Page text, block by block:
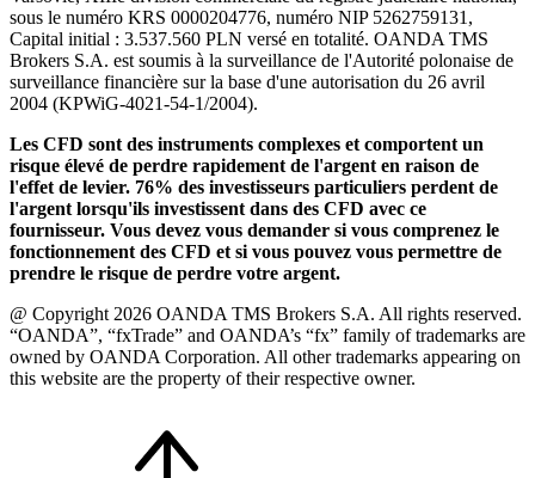
sous le numéro KRS 0000204776, numéro NIP 5262759131,
Capital initial : 3.537.560 PLN versé en totalité. OANDA TMS
Brokers S.A. est soumis à la surveillance de l'Autorité polonaise de
surveillance financière sur la base d'une autorisation du 26 avril
2004 (KPWiG-4021-54-1/2004).
Les CFD sont des instruments complexes et comportent un
risque élevé de perdre rapidement de l'argent en raison de
l'effet de levier. 76% des investisseurs particuliers perdent de
l'argent lorsqu'ils investissent dans des CFD avec ce
fournisseur. Vous devez vous demander si vous comprenez le
fonctionnement des CFD et si vous pouvez vous permettre de
prendre le risque de perdre votre argent.
@ Copyright 2026 OANDA TMS Brokers S.A. All rights reserved.
“OANDA”, “fxTrade” and OANDA’s “fx” family of trademarks are
owned by OANDA Corporation. All other trademarks appearing on
this website are the property of their respective owner.